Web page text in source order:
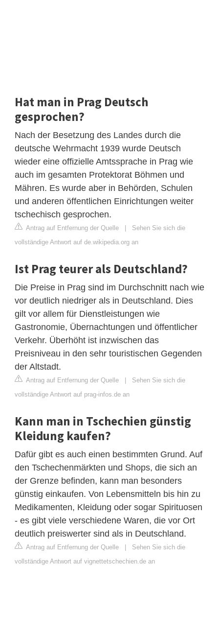
Hat man in Prag Deutsch
gesprochen?
Nach der Besetzung des Landes durch die
deutsche Wehrmacht 1939 wurde Deutsch
wieder eine offizielle Amtssprache in Prag wie
auch im gesamten Protektorat Böhmen und
Mähren. Es wurde aber in Behörden, Schulen
und anderen öffentlichen Einrichtungen weiter
tschechisch gesprochen.
Antrag auf Entfernung der Quelle | Sehen Sie sich die
vollständige Antwort auf de.wikipedia.org an
Ist Prag teurer als Deutschland?
Die Preise in Prag sind im Durchschnitt nach wie
vor deutlich niedriger als in Deutschland. Dies
gilt vor allem für Dienstleistungen wie
Gastronomie, Übernachtungen und öffentlicher
Verkehr. Überhöht ist inzwischen das
Preisniveau in den sehr touristischen Gegenden
der Altstadt.
Antrag auf Entfernung der Quelle | Sehen Sie sich die
vollständige Antwort auf prag-infos.de an
Kann man in Tschechien günstig
Kleidung kaufen?
Dafür gibt es auch einen bestimmten Grund. Auf
den Tschechenmärkten und Shops, die sich an
der Grenze befinden, kann man besonders
günstig einkaufen. Von Lebensmitteln bis hin zu
Medikamenten, Kleidung oder sogar Spirituosen
- es gibt viele verschiedene Waren, die vor Ort
deutlich preiswerter sind als in Deutschland.
Antrag auf Entfernung der Quelle | Sehen Sie sich die
vollständige Antwort auf vignettetschechien.de an